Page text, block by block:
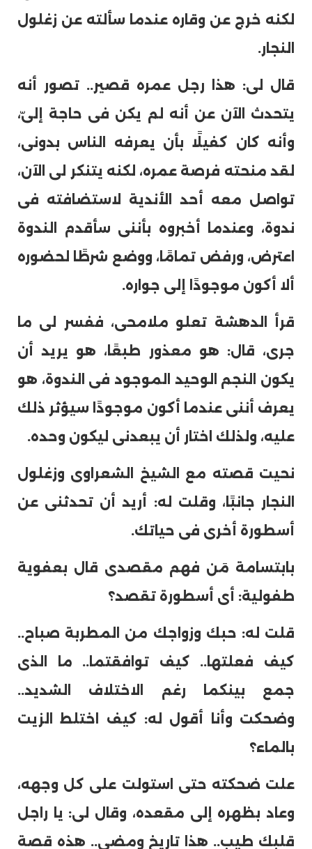
لكنه خرج عن وقاره عندما سألته عن زغلول
النجار.
قال لى: هذا رجل عمره قصير.. تصور أنه
يتحدث الآن عن أنه لم يكن فى حاجة إلىّ،
وأنه كان كفيلًا بأن يعرفه الناس بدونى،
لقد منحته فرصة عمره، لكنه يتنكر لى الآن،
تواصل معه أحد الأندية لاستضافته فى
ندوة، وعندما أخبروه بأننى سأقدم الندوة
اعترض، ورفض تمامًا، ووضع شرطًا لحضوره
ألا أكون موجودًا إلى جواره.
قرأ الدهشة تعلو ملامحى، ففسر لى ما
جرى، قال: هو معذور طبعًا، هو يريد أن
يكون النجم الوحيد الموجود فى الندوة، هو
يعرف أننى عندما أكون موجودًا سيؤثر ذلك
عليه، ولذلك اختار أن يبعدنى ليكون وحده.
نحيت قصته مع الشيخ الشعراوى وزغلول
النجار جانبًا، وقلت له: أريد أن تحدثنى عن
أسطورة أخرى فى حياتك.
بابتسامة مَن فهم مقصدى قال بعفوية
طفولية: أى أسطورة تقصد؟
قلت له: حبك وزواجك من المطربة صباح..
كيف فعلتها.. كيف توافقتما.. ما الذى
جمع بينكما رغم الاختلاف الشديد..
وضحكت وأنا أقول له: كيف اختلط الزيت
بالماء؟
علت ضحكته حتى استولت على كل وجهه،
وعاد بظهره إلى مقعده، وقال لى: يا راجل
قلبك طيب.. هذا تاريخ ومضى.. هذه قصة